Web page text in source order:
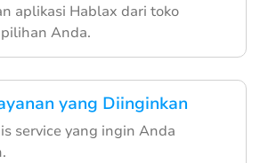
aplikasi Hablax dari toko
Anda.
yang Diinginkan
service yang ingin Anda